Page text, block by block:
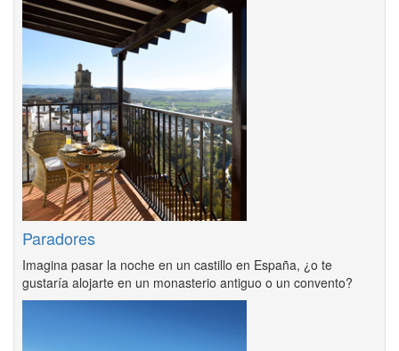
Paradores
Imagina pasar la noche en un castillo en España, ¿o te
gustaría alojarte en un monasterio antiguo o un convento?